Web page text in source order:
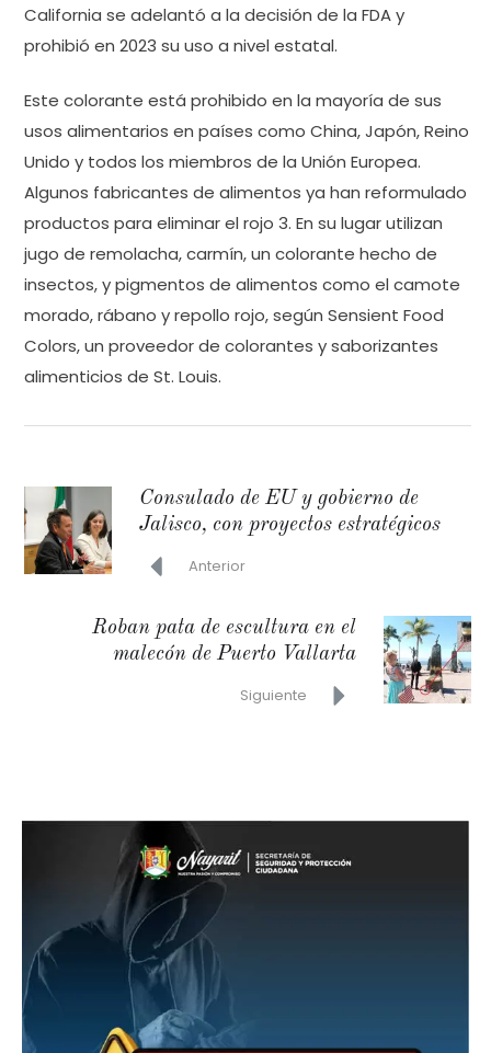
California se adelantó a la decisión de la FDA y
prohibió en 2023 su uso a nivel estatal.
Este colorante está prohibido en la mayoría de sus
usos alimentarios en países como China, Japón, Reino
Unido y todos los miembros de la Unión Europea.
Algunos fabricantes de alimentos ya han reformulado
productos para eliminar el rojo 3. En su lugar utilizan
jugo de remolacha, carmín, un colorante hecho de
insectos, y pigmentos de alimentos como el camote
morado, rábano y repollo rojo, según Sensient Food
Colors, un proveedor de colorantes y saborizantes
alimenticios de St. Louis.
Consulado de EU y gobierno de
Jalisco, con proyectos estratégicos
Anterior
Roban pata de escultura en el
malecón de Puerto Vallarta
Siguiente